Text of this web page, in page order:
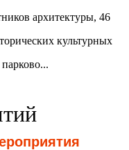
архитектуры, 46
культурных